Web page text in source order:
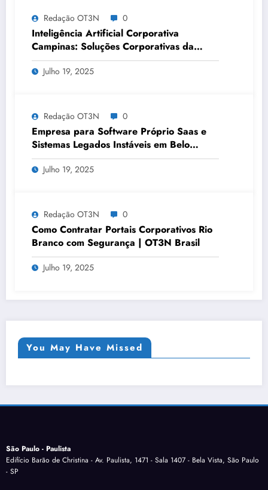
Redação OT3N 0
Inteligência Artificial Corporativa
Campinas: Soluções Corporativas da
OT3N Brasil – Guia 3083
Julho 19, 2025
Redação OT3N 0
Empresa para Software Próprio Saas e
Sistemas Legados Instáveis em Belo
Horizonte | OT3N Brasil – Guia 3449
Julho 19, 2025
Redação OT3N 0
Como Contratar Portais Corporativos Rio
Branco com Segurança | OT3N Brasil
Julho 19, 2025
You May Have Missed
São Paulo - Paulista
Edifício Barão de Christina - Av. Paulista, 1471 - Sala 1407 - Bela Vista, São Paulo
- SP